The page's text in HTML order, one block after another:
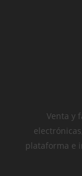
Venta y
plataforma e